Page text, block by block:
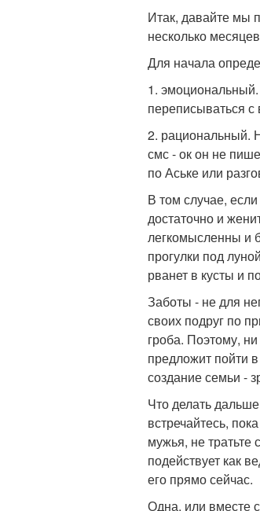
Итак, давайте мы
несколько
Для начала
1.
переписываться
2. рациональный.
смс - ок он не
по Аське или
В том случае,
достаточно и
легкомысленны и
прогулки под
рванет в кусты и
Заботы - не для
своих подруг по
гроба. Поэтому,
предложит пойти
создание семьи -
Что делать
встречайтесь,
мужья, не
подействует как
его прямо сейчас.
Одна, или вместе